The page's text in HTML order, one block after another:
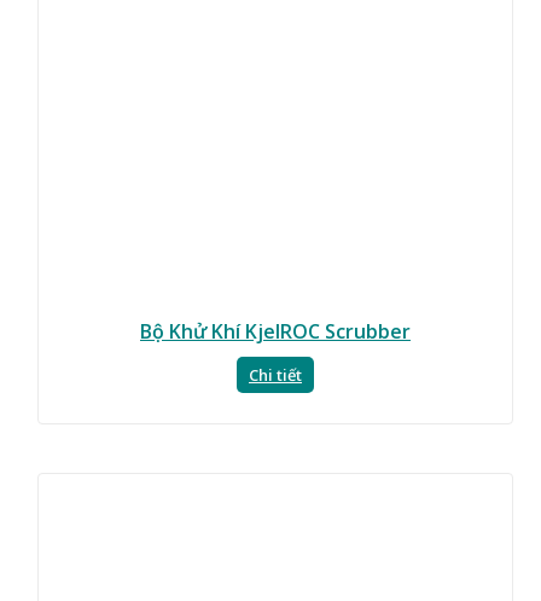
Bộ Khử Khí KjelROC Scrubber
Chi tiết